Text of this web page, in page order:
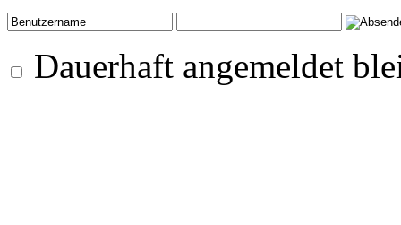
Dauerhaft angemeldet